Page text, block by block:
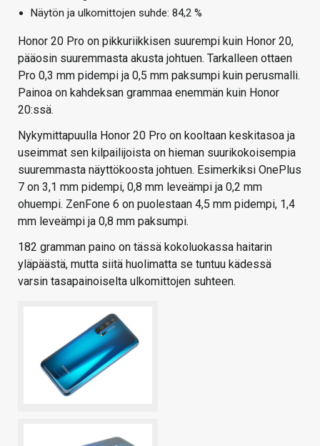
Näytön ja ulkomittojen suhde: 84,2 %
Honor 20 Pro on pikkuriikkisen suurempi kuin Honor 20,
pääosin suuremmasta akusta johtuen. Tarkalleen ottaen
Pro 0,3 mm pidempi ja 0,5 mm paksumpi kuin perusmalli.
Painoa on kahdeksan grammaa enemmän kuin Honor
20:ssä.
Nykymittapuulla Honor 20 Pro on kooltaan keskitasoa ja
useimmat sen kilpailijoista on hieman suurikokoisempia
suuremmasta näyttökoosta johtuen. Esimerkiksi OnePlus
7 on 3,1 mm pidempi, 0,8 mm leveämpi ja 0,2 mm
ohuempi. ZenFone 6 on puolestaan 4,5 mm pidempi, 1,4
mm leveämpi ja 0,8 mm paksumpi.
182 gramman paino on tässä kokoluokassa haitarin
yläpäästä, mutta siitä huolimatta se tuntuu kädessä
varsin tasapainoiselta ulkomittojen suhteen.